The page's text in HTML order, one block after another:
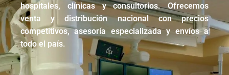
hospitales, clínicas y consultorios. Ofrecemos
venta y distribución nacional con precios
competitivos, asesoría especializada y envíos a
todo el país.